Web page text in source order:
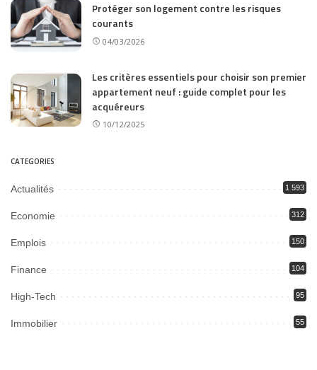
Protéger son logement contre les risques
courants
04/03/2026
Les critères essentiels pour choisir son premier
appartement neuf : guide complet pour les
acquéreurs
10/12/2025
CATEGORIES
Actualités 1 593
Economie 312
Emplois 150
Finance 104
High-Tech 95
Immobilier 55